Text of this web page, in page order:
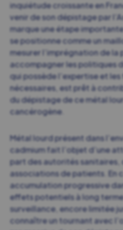
inquiétude croissante en
venir de son dépistage par
marque une étape
se positionne comme un
mesurer l’imprégnation de la
accompagner les politiques
qui possède l’expertise et
nécessaires, est prêt à
du dépistage de ce métal
cancérogène.
Métal lourd présent dans
cadmium fait l’objet d’une
part des autorités sanitaires,
associations de patients. En
accumulation progressive
effets potentiels à long
surveillance, encore limitée
connaître un tournant avec